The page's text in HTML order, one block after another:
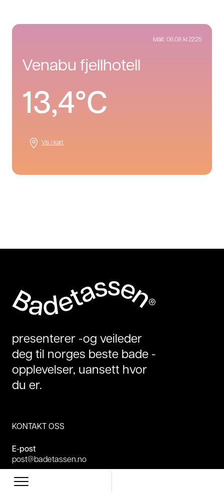
Målt: 06.08 kl 22:25
venabu fjellhotell
13,4°C
Vis i kart
presenterer -og veileder
deg til norges beste bade -
opplevelser, uansett hvor
du er.
KONTAKT OSS
E-post
post@badetassen.no
facebook